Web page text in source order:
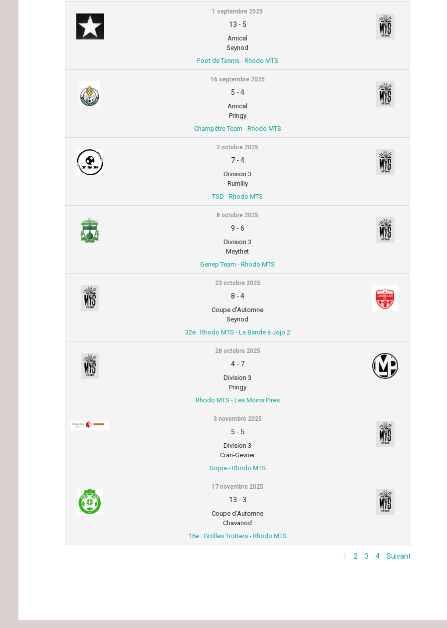
1 septembre 2025
13 - 5
Amical
Seynod
Foot de Tennis - Rhodo MTS
16 septembre 2025
5 - 4
Amical
Pringy
Champêtre Team - Rhodo MTS
2 octobre 2025
7- 4
Division 3
Rumilly
TSD - Rhodo MTS
8 octobre 2025
9 - 6
Division 3
Meythet
Genep’Team - Rhodo MTS
23 octobre 2025
8 - 4
Coupe d'Automne
Seynod
32e : Rhodo MTS - La Bande à Jojo 2
28 octobre 2025
4- 7
Division 3
Pringy
Rhodo MTS - Les Moins Pires
3 novembre 2025
5 - 5
Division 3
Cran-Gevrier
Sopra - Rhodo MTS
17 novembre 2025
13 - 3
Coupe d'Automne
Chavanod
16e : Grolles Trotters - Rhodo MTS
1 2 3 4 Suivant